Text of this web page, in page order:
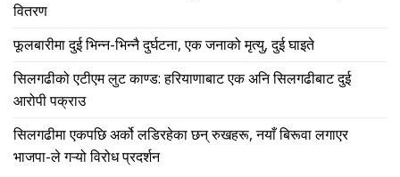
वितरण
फूलबारीमा दुई भिन्न-भिन्नै दुर्घटना, एक जनाको मृत्यु, दुई घाइते
सिलगढीको एटीएम लुट काण्ड: हरियाणाबाट एक अनि सिलगढीबाट दुई
आरोपी पक्राउ
सिलगढीमा एकपछि अर्को लडिरहेका छन् रुखहरू, नयाँ बिरूवा लगाएर
भाजपा-ले गऱ्यो विरोध प्रदर्शन